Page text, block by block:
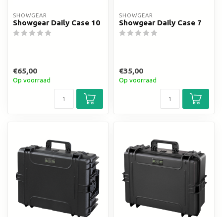
SHOWGEAR
Showgear Daily Case 10
€65,00
Op voorraad
SHOWGEAR
Showgear Daily Case 7
€35,00
Op voorraad